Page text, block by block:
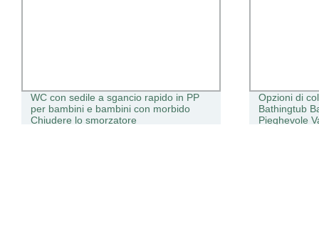
WC con sedile a sgancio rapido in PP
per bambini e bambini con morbido
Chiudere lo smorzatore
Opzioni di
Bathingtub
Pieghevole